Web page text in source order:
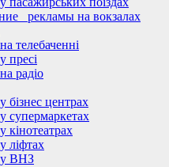
рекламы на вокзалах
телебаченні
пресі
радіо
бізнес центрах
супермаркетах
кінотеатрах
ліфтах
у ВНЗ